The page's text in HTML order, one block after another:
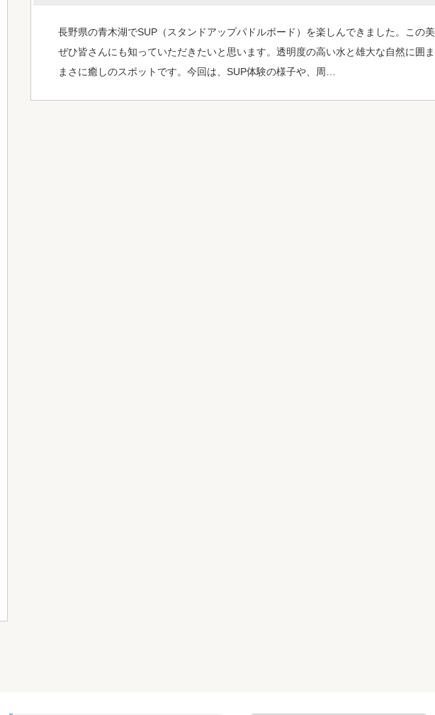
長野県の青木湖でSUP（スタンドアップパドルボード）を楽しんできました。この
ぜひ皆さんにも知っていただきたいと思います。透明度の高い水と雄大な自然に囲ま
まさに癒しのスポットです。今回は、SUP体験の様子や、周…